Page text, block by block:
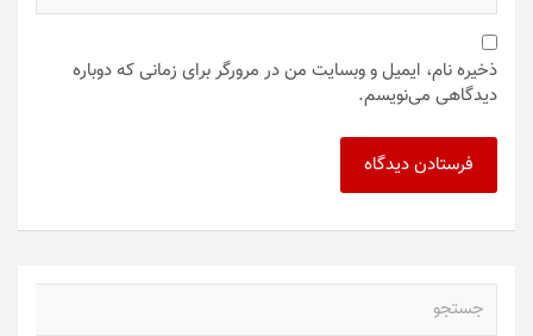
ذخیره نام، ایمیل و وبسایت من در مرورگر برای زمانی که دوباره
دیدگاهی می‌نویسم.